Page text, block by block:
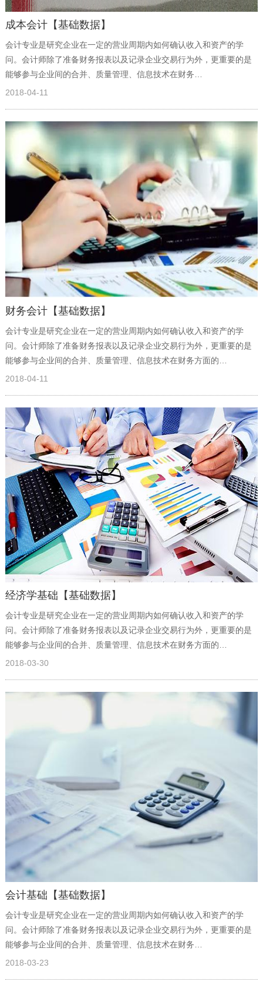
成本会计【基础数据】
会计专业是研究企业在一定的营业周期内如何确认收入和资产的学
问。会计师除了准备财务报表以及记录企业交易行为外，更重要的是
能够参与企业间的合并、质量管理、信息技术在财务…
2018-04-11
财务会计【基础数据】
会计专业是研究企业在一定的营业周期内如何确认收入和资产的学
问。会计师除了准备财务报表以及记录企业交易行为外，更重要的是
能够参与企业间的合并、质量管理、信息技术在财务方面的…
2018-04-11
经济学基础【基础数据】
会计专业是研究企业在一定的营业周期内如何确认收入和资产的学
问。会计师除了准备财务报表以及记录企业交易行为外，更重要的是
能够参与企业间的合并、质量管理、信息技术在财务方面的…
2018-03-30
会计基础【基础数据】
会计专业是研究企业在一定的营业周期内如何确认收入和资产的学
问。会计师除了准备财务报表以及记录企业交易行为外，更重要的是
能够参与企业间的合并、质量管理、信息技术在财务…
2018-03-23